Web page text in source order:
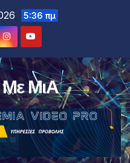
5:36 πμ
ΜιΑ